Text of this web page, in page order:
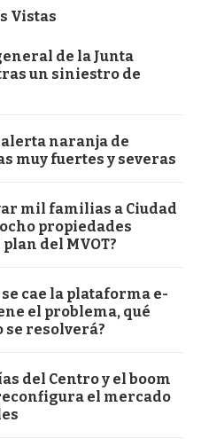
Vistas
de la Junta
un siniestro de
alerta naranja de
muy fuertes y severas
mil familias a Ciudad
propiedades
del MVOT?
cae la plataforma e-
el problema, qué
se resolverá?
del Centro y el boom
el mercado